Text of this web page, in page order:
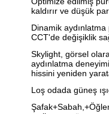
kaldırır ve düşük
Dinamik aydınlatma
CCT'de değişiklik
Skylight, görsel
aydınlatma
hissini yeniden
Loş odada güneş